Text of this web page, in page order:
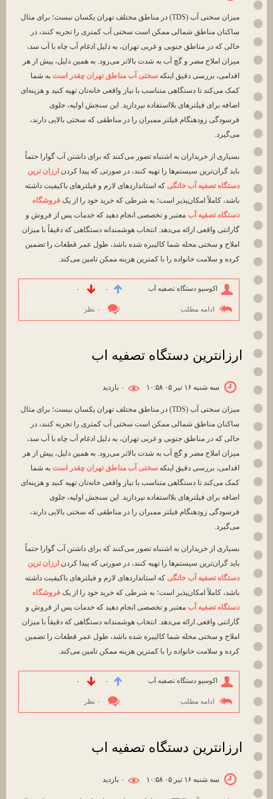
میزان سختی آب (TDS) در مناطق مختلف تهران یکسان نیست؛ برای مثال
ساکنان مناطق شمالی ممکن است سختی آب کمتری را تجربه کنند، در
حالی که در مناطق جنوبی و غربی تهران، به دلیل ادغام آب چاه با آب سد،
میزان املاح مضر و گچ آب به شدت بالاتر می‌رود. به همین دلیل، پیش از هر
اقدامی، بررسی دقیق اینکهسختی آب مناطق تهران چقدر استبه شما
کمک می‌کند تا دستگاهی متناسب با نیاز واقعی خانه‌تان تهیه کنید و هزینه‌ای
اضافه برای فیلترهای بلااستفاده نپردازید. این سنجش اولیه، جلوی
فرسودگی زودهنگام فیلتر ممبران را در مناطقی که سختی بالایی دارند،
می‌گیرد.
بسیاری از خریداران به اشتباه تصور می‌کنند که برای داشتن آب گوارا حتماً
باید گران‌ترین سیستم‌ها را تهیه کنند، در صورتی که پیدا کردنارزان ترین
دستگاه تصفیه آب خانگیکه استانداردهای لازم و فیلترهای باکیفیت داشته
باشد، کاملاً امکان‌پذیر است؛ به شرطی که خرید خود را از یکفروشگاه
دستگاه تصفیه آب معتبر و تخصصی انجام دهید که خدمات پس از فروش و
گارانتی واقعی ارائه می‌دهد. انتخاب هوشمندانه دستگاهی که دقیقاً با میزان
املاح و سختی محله شما کالیبره شده باشد، طول عمر قطعات را تضمین
کرده و سلامت خانواده را با کمترین هزینه ممکن تامین می‌کند.
اکوسیو دستگاه تصفیه آب ۰ ۰
ادامه مطلب ۰ نظر
ارزانترین دستگاه تصفیه اب
سه شنبه ۱۶ تیر ۰۵ ۱۰:۵۸ ۰ بازديد
میزان سختی آب (TDS) در مناطق مختلف تهران یکسان نیست؛ برای مثال
ساکنان مناطق شمالی ممکن است سختی آب کمتری را تجربه کنند، در
حالی که در مناطق جنوبی و غربی تهران، به دلیل ادغام آب چاه با آب سد،
میزان املاح مضر و گچ آب به شدت بالاتر می‌رود. به همین دلیل، پیش از هر
اقدامی، بررسی دقیق اینکهسختی آب مناطق تهران چقدر استبه شما
کمک می‌کند تا دستگاهی متناسب با نیاز واقعی خانه‌تان تهیه کنید و هزینه‌ای
اضافه برای فیلترهای بلااستفاده نپردازید. این سنجش اولیه، جلوی
فرسودگی زودهنگام فیلتر ممبران را در مناطقی که سختی بالایی دارند،
می‌گیرد.
بسیاری از خریداران به اشتباه تصور می‌کنند که برای داشتن آب گوارا حتماً
باید گران‌ترین سیستم‌ها را تهیه کنند، در صورتی که پیدا کردنارزان ترین
دستگاه تصفیه آب خانگیکه استانداردهای لازم و فیلترهای باکیفیت داشته
باشد، کاملاً امکان‌پذیر است؛ به شرطی که خرید خود را از یکفروشگاه
دستگاه تصفیه آب معتبر و تخصصی انجام دهید که خدمات پس از فروش و
گارانتی واقعی ارائه می‌دهد. انتخاب هوشمندانه دستگاهی که دقیقاً با میزان
املاح و سختی محله شما کالیبره شده باشد، طول عمر قطعات را تضمین
کرده و سلامت خانواده را با کمترین هزینه ممکن تامین می‌کند.
اکوسیو دستگاه تصفیه آب ۰ ۰
ادامه مطلب ۰ نظر
ارزانترین دستگاه تصفیه اب
سه شنبه ۱۶ تیر ۰۵ ۱۰:۵۸ ۰ بازديد